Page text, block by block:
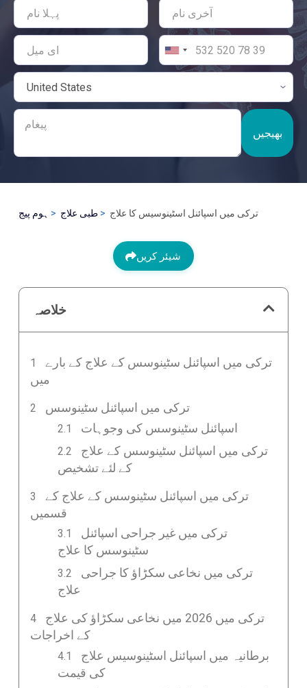
بھیجیں
ہوم پیج طبی علاج ترکی میں اسپائنل اسٹینوسیس کا علاج
شیئر کریں
خلاصہ
ترکی میں اسپائنل سٹینوسس کے علاج کے بارے
میں
ترکی میں اسپائنل سٹینوسس
اسپائنل سٹینوسس کی وجوہات
ترکی میں اسپائنل سٹینوسس کے علاج
کے لئے تشخیص
ترکی میں اسپائنل سٹینوسس کے علاج کے
قسمیں
ترکی میں غیر جراحی اسپائنل
سٹینوسس کا علاج
ترکی میں نخاعی سکڑاؤ کا جراحی
علاج
ترکی میں 2026 میں نخاعی سکڑاؤ کی علاج
کے اخراجات
برطانیہ میں اسپائنل اسٹینوسیس علاج
کی قیمت